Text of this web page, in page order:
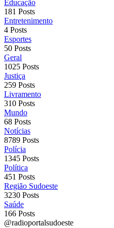
Educação
181 Posts
Entretenimento
4 Posts
Esportes
50 Posts
Geral
1025 Posts
Justiça
259 Posts
Livramento
310 Posts
Mundo
68 Posts
Notícias
8789 Posts
Polícia
1345 Posts
Política
451 Posts
Região Sudoeste
3230 Posts
Saúde
166 Posts
@radioportalsudoeste